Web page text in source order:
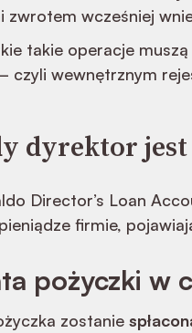
zwrotem wcześniej
takie operacje
czyli wewnętrznym
dyrektor jest
Director’s Loan
firmie,
pożyczki w
zostanie